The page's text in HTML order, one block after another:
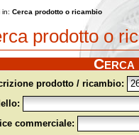
in: Cerca prodotto o ricambio
prodotto o
Descrizione prodotto / ricambio:
commerciale: